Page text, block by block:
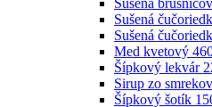
Sušená
Sušená
Med kvetový
Šípkový lekvár
Sirup zo
Šípkový šotík